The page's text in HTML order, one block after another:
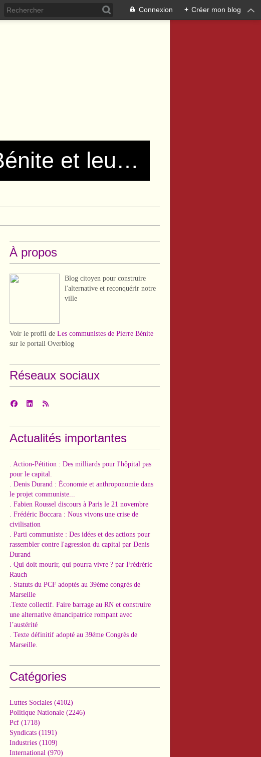
Connexion + Créer mon blog
Les communistes de Pierre Bénite et leurs amis !
À propos
Blog citoyen pour construire
l'alternative et reconquérir notre
ville
Voir le profil de Les communistes de Pierre Bénite
sur le portail Overblog
Réseaux sociaux
Actualités importantes
. Action-Pétition : Des milliards pour l'hôpital pas
pour le capital.
. Denis Durand : Économie et anthroponomie dans
le projet communiste...
. Fabien Roussel discours à Paris le 21 novembre
. Frédéric Boccara : Nous vivons une crise de
civilisation
. Parti communiste : Des idées et des actions pour
rassembler contre l'agression du capital par Denis
Durand
. Qui doit mourir, qui pourra vivre ? par Frédréric
Rauch
. Statuts du PCF adoptés au 39ème congrès de
Marseille
.Texte collectif. Faire barrage au RN et construire
une alternative émancipatrice rompant avec
l’austérité
. Texte définitif adopté au 39éme Congrès de
Marseille.
Catégories
Luttes Sociales (4102)
Politique Nationale (2246)
Pcf (1718)
Syndicats (1191)
Industries (1109)
International (970)